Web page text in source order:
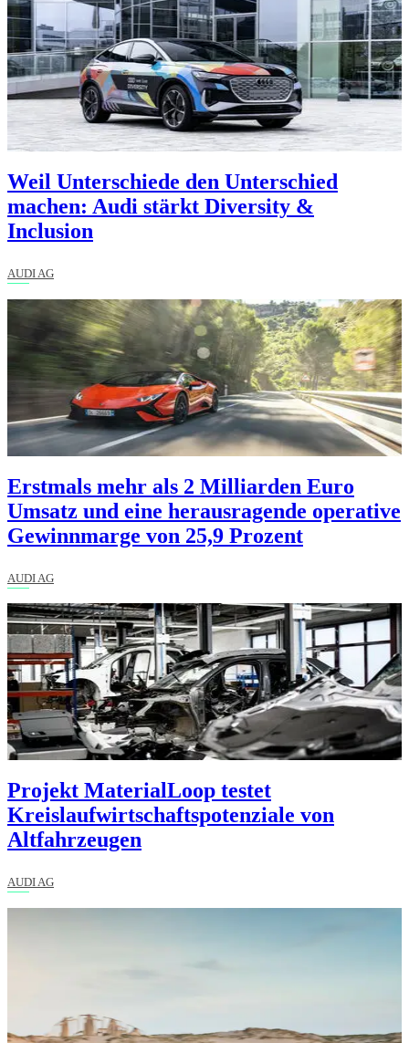
Weil Unterschiede den Unterschied
machen: Audi stärkt Diversity &
Inclusion
AUDI AG
Erstmals mehr als 2 Milliarden Euro
Umsatz und eine herausragende operative
Gewinnmarge von 25,9 Prozent
AUDI AG
Projekt MaterialLoop testet
Kreislaufwirtschaftspotenziale von
Altfahrzeugen
AUDI AG